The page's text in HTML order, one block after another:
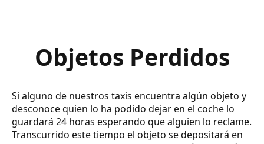
Objetos Perdidos
Si alguno de nuestros taxis encuentra algún objeto y
desconoce quien lo ha podido dejar en el coche lo
guardará 24 horas esperando que alguien lo reclame.
Transcurrido este tiempo el objeto se depositará en